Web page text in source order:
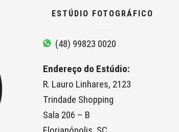
ESTÚDIO FOTOGRÁFICO
(48) 99823 0020
Endereço do Estúdio:
R. Lauro Linhares, 2123
Trindade Shopping
Sala 206 – B